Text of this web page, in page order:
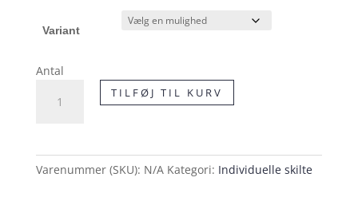
Variant
Antal
Påbudt
TILFØJ TIL KURV
Varenummer (SKU): N/A Kategori: Individuelle skilte